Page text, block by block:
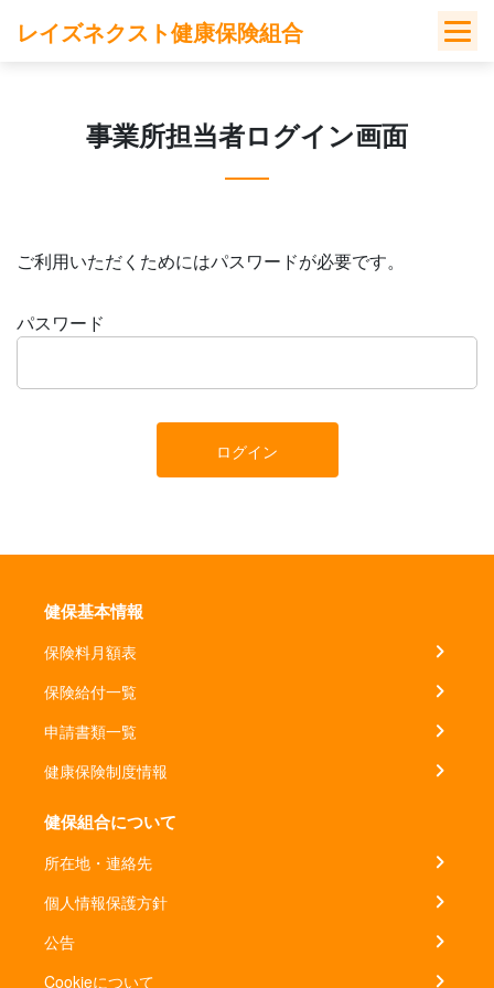
レイズネクスト健康保険組合
事業所担当者ログイン画面
ご利用いただくためにはパスワードが必要です。
パスワード
ログイン
健保基本情報
保険料月額表
保険給付一覧
申請書類一覧
健康保険制度情報
健保組合について
所在地・連絡先
個人情報保護方針
公告
Cookieについて